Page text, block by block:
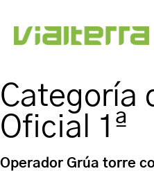
Categoría
Oficial 1ª
Operador Grúa torre